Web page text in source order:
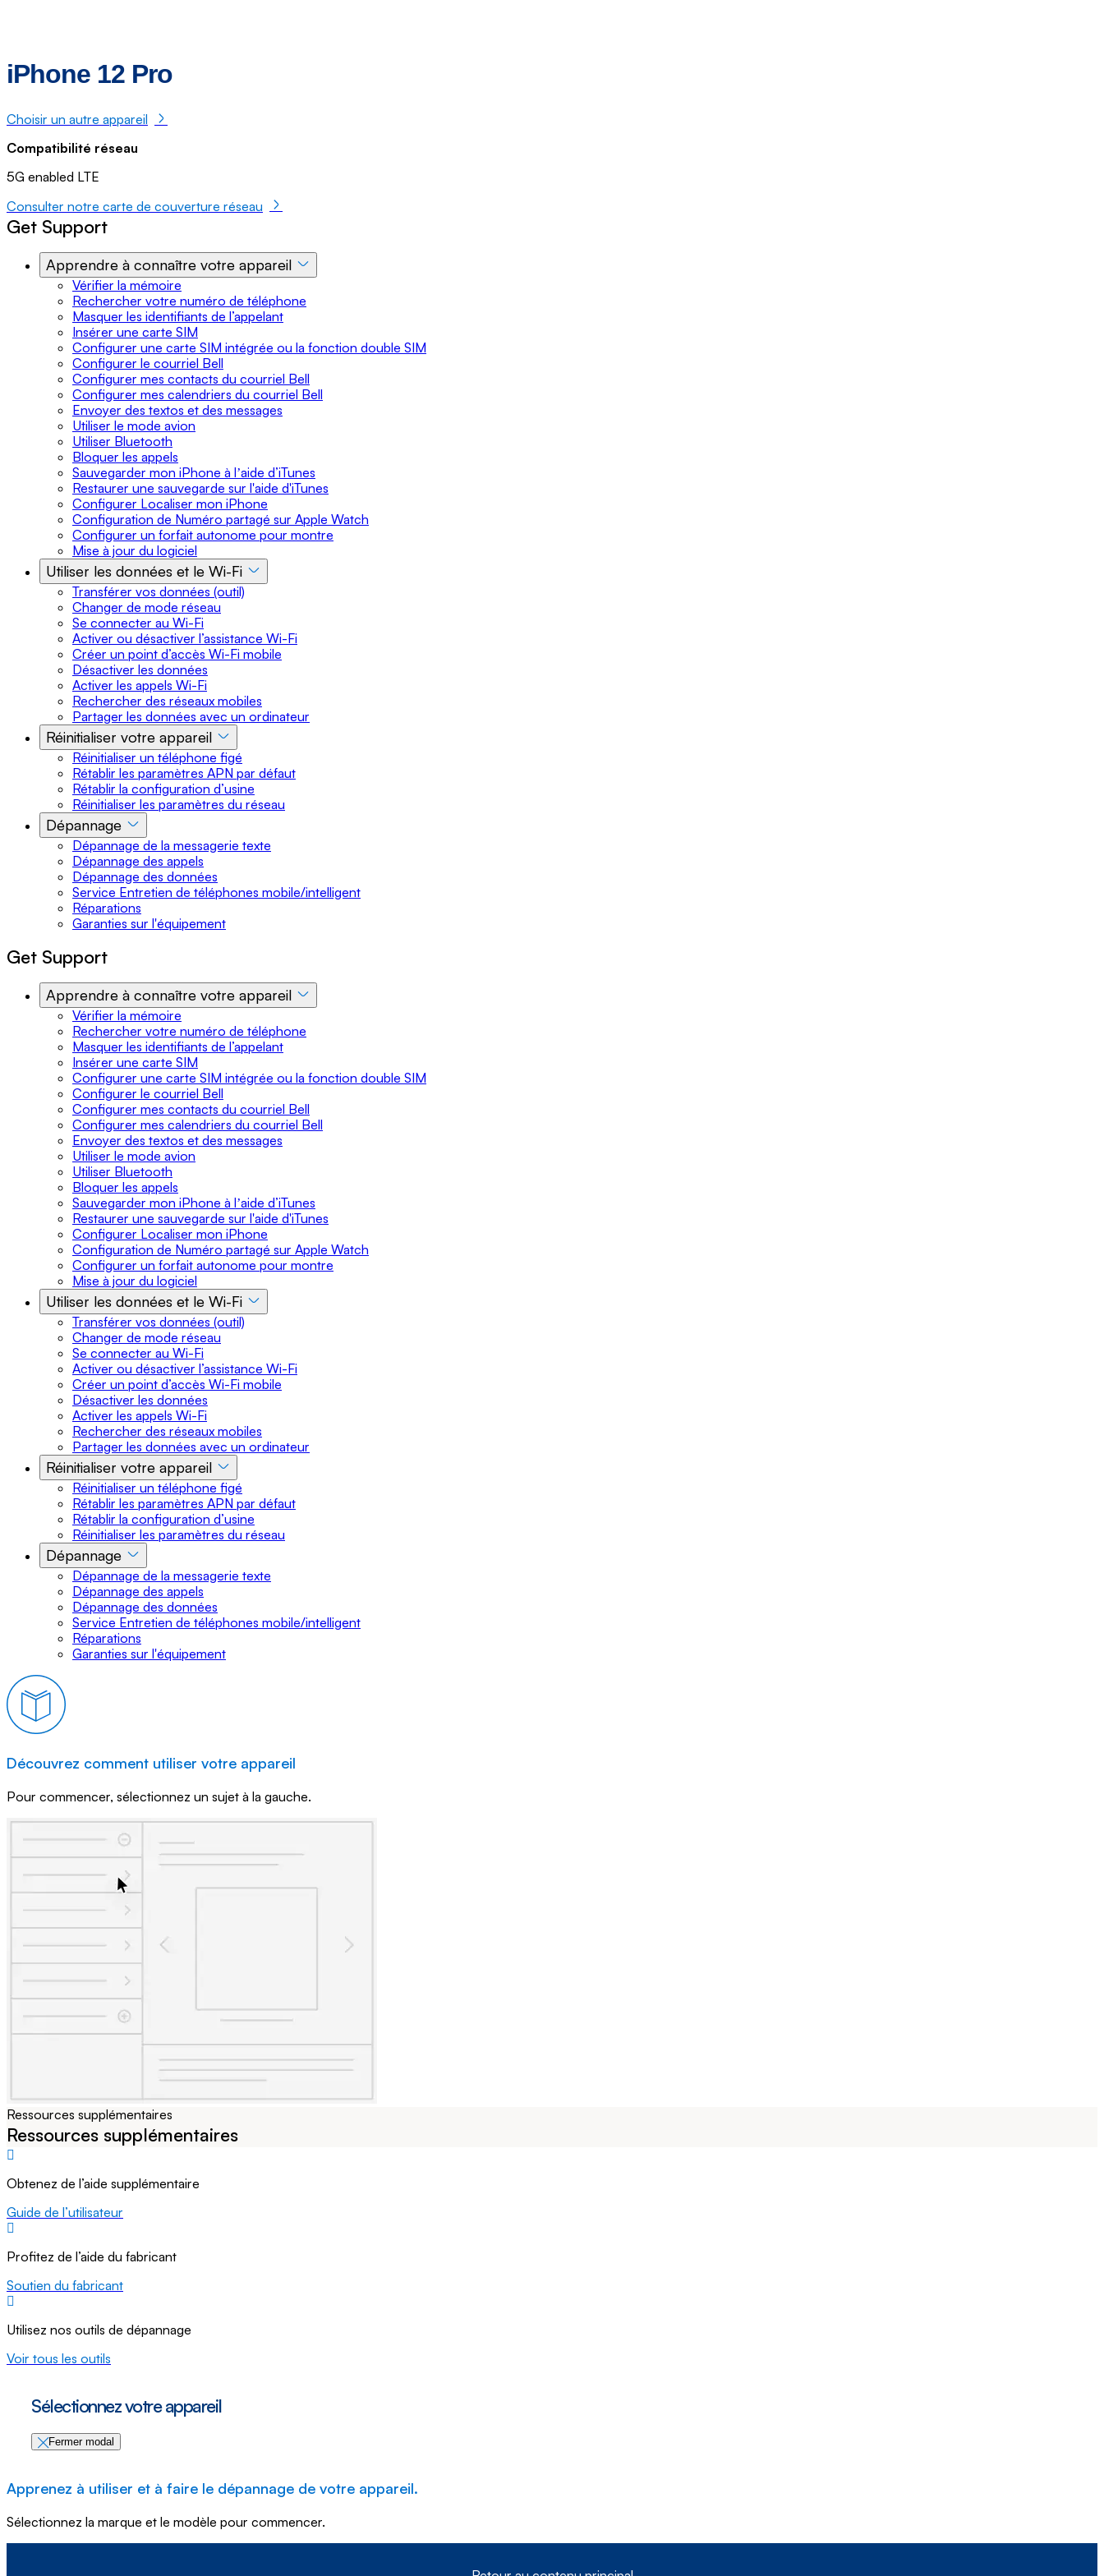
iPhone 12 Pro
Choisir un autre appareil
Compatibilité réseau
5G enabled LTE
Consulter notre carte de couverture réseau
Get Support
Apprendre à connaître votre appareil
Vérifier la mémoire
Rechercher votre numéro de téléphone
Masquer les identifiants de l’appelant
Insérer une carte SIM
Configurer une carte SIM intégrée ou la fonction double SIM
Configurer le courriel Bell
Configurer mes contacts du courriel Bell
Configurer mes calendriers du courriel Bell
Envoyer des textos et des messages
Utiliser le mode avion
Utiliser Bluetooth
Bloquer les appels
Sauvegarder mon iPhone à lʼaide d’iTunes
Restaurer une sauvegarde sur l'aide d'iTunes
Configurer Localiser mon iPhone
Configuration de Numéro partagé sur Apple Watch
Configurer un forfait autonome pour montre
Mise à jour du logiciel
Utiliser les données et le Wi-Fi
Transférer vos données (outil)
Changer de mode réseau
Se connecter au Wi-Fi
Activer ou désactiver l’assistance Wi-Fi
Créer un point d’accès Wi-Fi mobile
Désactiver les données
Activer les appels Wi-Fi
Rechercher des réseaux mobiles
Partager les données avec un ordinateur
Réinitialiser votre appareil
Réinitialiser un téléphone figé
Rétablir les paramètres APN par défaut
Rétablir la configuration d’usine
Réinitialiser les paramètres du réseau
Dépannage
Dépannage de la messagerie texte
Dépannage des appels
Dépannage des données
Service Entretien de téléphones mobile/intelligent
Réparations
Garanties sur l'équipement
Get Support
Apprendre à connaître votre appareil
Vérifier la mémoire
Rechercher votre numéro de téléphone
Masquer les identifiants de l’appelant
Insérer une carte SIM
Configurer une carte SIM intégrée ou la fonction double SIM
Configurer le courriel Bell
Configurer mes contacts du courriel Bell
Configurer mes calendriers du courriel Bell
Envoyer des textos et des messages
Utiliser le mode avion
Utiliser Bluetooth
Bloquer les appels
Sauvegarder mon iPhone à lʼaide d’iTunes
Restaurer une sauvegarde sur l'aide d'iTunes
Configurer Localiser mon iPhone
Configuration de Numéro partagé sur Apple Watch
Configurer un forfait autonome pour montre
Mise à jour du logiciel
Utiliser les données et le Wi-Fi
Transférer vos données (outil)
Changer de mode réseau
Se connecter au Wi-Fi
Activer ou désactiver l’assistance Wi-Fi
Créer un point d’accès Wi-Fi mobile
Désactiver les données
Activer les appels Wi-Fi
Rechercher des réseaux mobiles
Partager les données avec un ordinateur
Réinitialiser votre appareil
Réinitialiser un téléphone figé
Rétablir les paramètres APN par défaut
Rétablir la configuration d’usine
Réinitialiser les paramètres du réseau
Dépannage
Dépannage de la messagerie texte
Dépannage des appels
Dépannage des données
Service Entretien de téléphones mobile/intelligent
Réparations
Garanties sur l'équipement
Découvrez comment utiliser votre appareil
Pour commencer, sélectionnez un sujet à la gauche.
Ressources supplémentaires
Ressources supplémentaires
Obtenez de l’aide supplémentaire
Guide de l’utilisateur
Profitez de l’aide du fabricant
Soutien du fabricant
Utilisez nos outils de dépannage
Voir tous les outils
Sélectionnez votre appareil
Fermer modal
Apprenez à utiliser et à faire le dépannage de votre appareil.
Sélectionnez la marque et le modèle pour commencer.